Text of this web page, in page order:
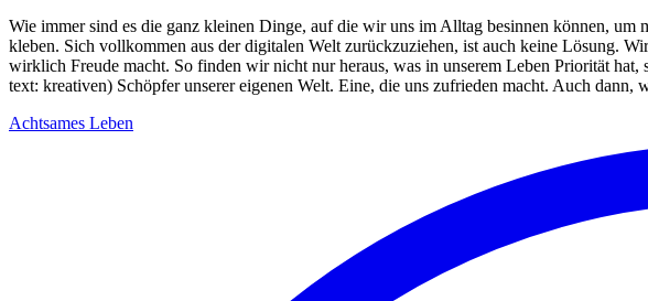
Wie immer sind es die ganz kleinen Dinge, auf die wir uns im Alltag besinnen können,
kleben. Sich vollkommen aus der digitalen Welt zurückzuziehen, ist auch keine Lösung.
wirklich Freude macht. So finden wir nicht nur heraus, was in unserem Leben Priorität
text: kreativen) Schöpfer unserer eigenen Welt. Eine, die uns zufrieden macht. Auch dann,
Achtsames Leben